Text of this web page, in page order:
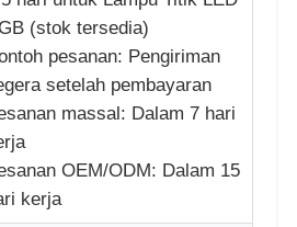
(stok tersedia)
pesanan: Pengiriman
setelah pembayaran
massal: Dalam 7 hari
OEM/ODM: Dalam 15
kerja